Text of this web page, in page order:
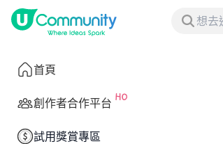
首頁
創作者合作平台
試用獎賞專區